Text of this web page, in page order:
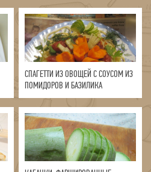
СПАГЕТТИ ИЗ ОВОЩЕЙ С СОУСОМ ИЗ
ПОМИДОРОВ И БАЗИЛИКА